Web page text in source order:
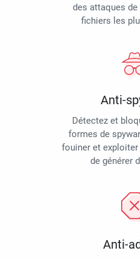
des attaques
fichiers les
Anti-
Détectez et
formes de
fouiner et
de générer
Anti-